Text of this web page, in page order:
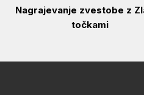
Nagrajevanje zvestobe z
točkami